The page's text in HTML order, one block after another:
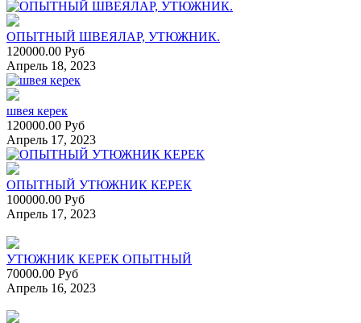
ОПЫТНЫЙ ШВЕЯЛАР, УТЮЖНИК.
120000.00 Руб
Апрель 18, 2023
швея керек
120000.00 Руб
Апрель 17, 2023
ОПЫТНЫЙ УТЮЖНИК КЕРЕК
100000.00 Руб
Апрель 17, 2023
УТЮЖНИК КЕРЕК ОПЫТНЫЙ
70000.00 Руб
Апрель 16, 2023